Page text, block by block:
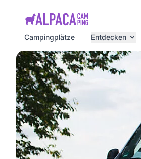
Campingplätze
Entdecken